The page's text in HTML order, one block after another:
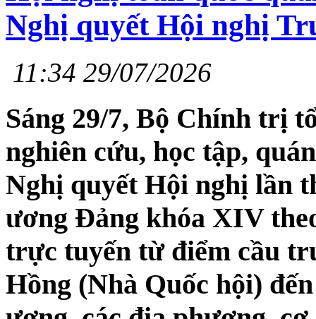
Nghị quyết Hội nghị
11:34 29/07/2026
Sáng 29/7, Bộ Chính trị
nghiên cứu, học tập,
Nghị quyết Hội nghị lần
ương Đảng khóa XIV
trực tuyến từ điểm cầu
Hồng (Nhà Quốc hội)